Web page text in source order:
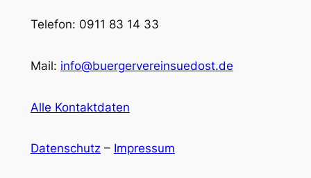
Telefon: 0911 83 14 33
Mail: info@buergervereinsuedost.de
Alle Kontaktdaten
Datenschutz– Impressum